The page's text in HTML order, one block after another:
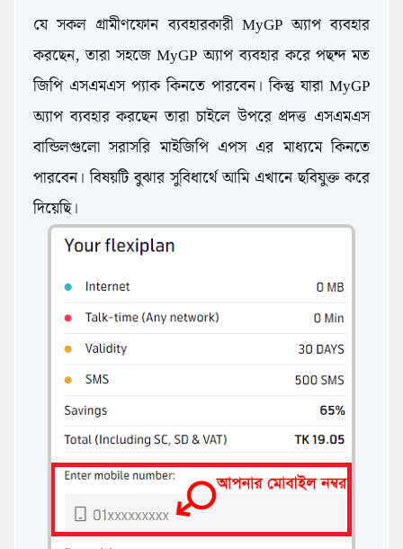
যে সকল গ্রামীণফোন ব্যবহারকারী MyGP অ্যাপ ব্যবহার
করছেন, তারা সহজে MyGP অ্যাপ ব্যবহার করে পছন্দ মত
জিপি এসএমএস প্যাক কিনতে পারবেন। কিন্তু যারা MyGP
অ্যাপ ব্যবহার করছেন তারা চাইলে উপরে প্রদত্ত এসএমএস
বান্ডিলগুলো সরাসরি মাইজিপি এপস এর মাধ্যমে কিনতে
পারবেন। বিষয়টি বুঝার সুবিধার্থে আমি এখানে ছবিযুক্ত করে
দিয়েছি।